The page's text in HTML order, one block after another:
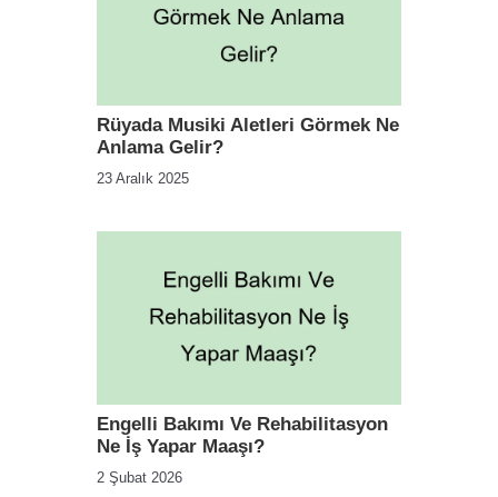
Rüyada Musiki Aletleri Görmek Ne
Anlama Gelir?
23 Aralık 2025
Engelli Bakımı Ve Rehabilitasyon
Ne İş Yapar Maaşı?
2 Şubat 2026